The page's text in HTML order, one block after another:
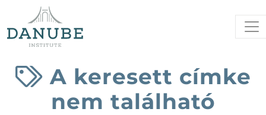
A keresett címke
nem található